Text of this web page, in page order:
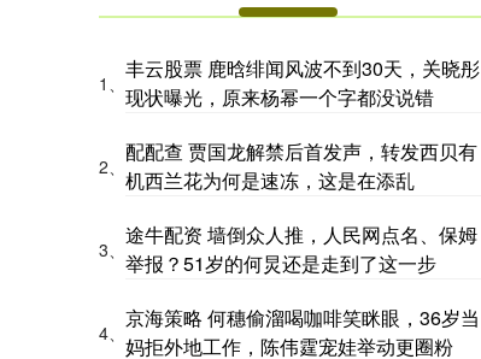
1、
丰云股票 鹿晗绯闻风波不到30天，关晓彤
现状曝光，原来杨幂一个字都没说错
2、
配配查 贾国龙解禁后首发声，转发西贝有
机西兰花为何是速冻，这是在添乱
3、
途牛配资 墙倒众人推，人民网点名、保姆
举报？51岁的何炅还是走到了这一步
4、
京海策略 何穗偷溜喝咖啡笑眯眼，36岁当
妈拒外地工作，陈伟霆宠娃举动更圈粉